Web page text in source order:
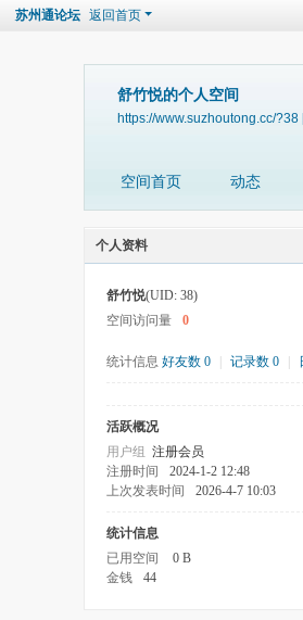
苏州通论坛 返回首页
舒竹悦的个人空间
https://www.suzhoutong.cc/?38
空间首页 动态
个人资料
舒竹悦(UID: 38)
空间访问量
0
统计信息 好友数 0 记录数 0
活跃概况
用户组 注册会员
注册时间
2024-1-2 12:48
上次发表时间
2026-4-7 10:03
统计信息
已用空间
0 B
金钱
44